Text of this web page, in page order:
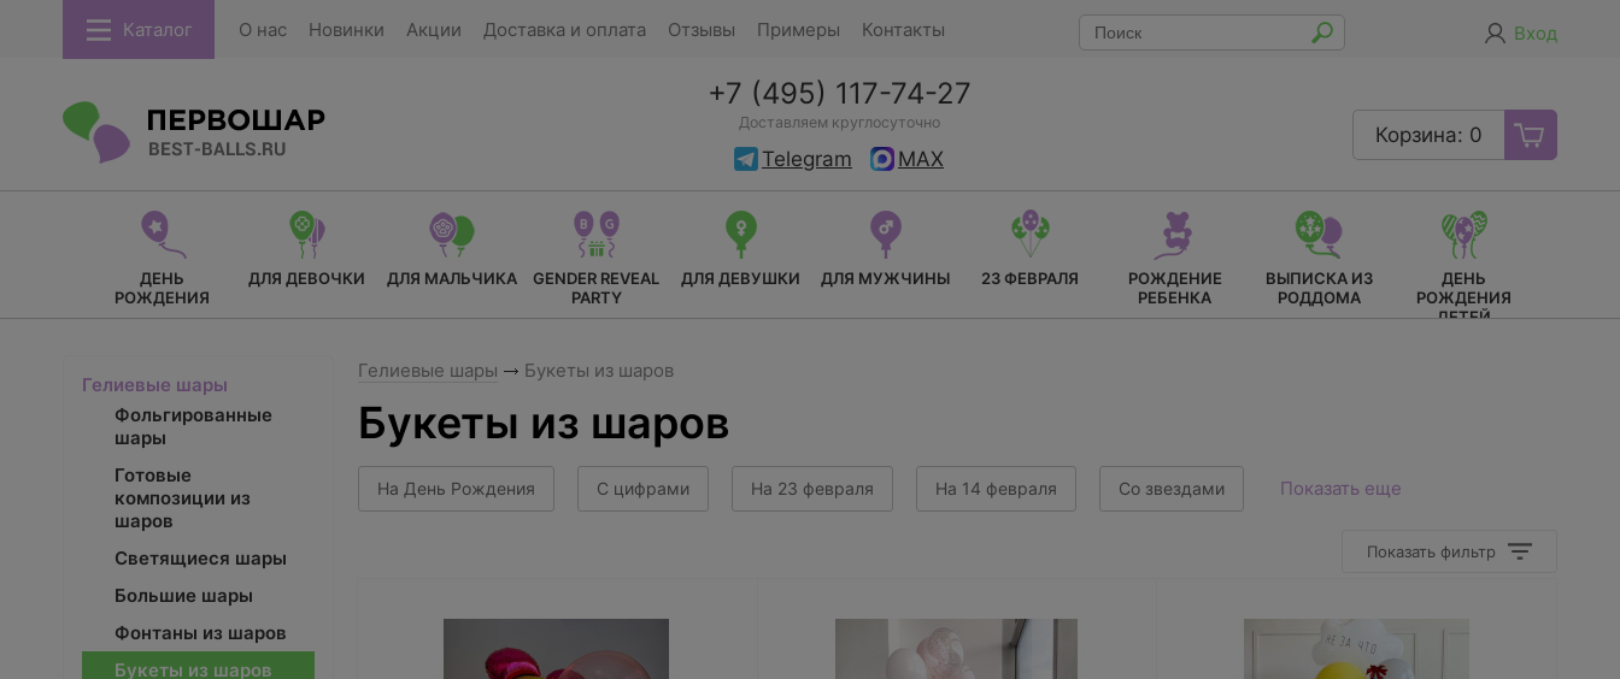
Каталог О нас Новинки Акции Доставка и оплата Отзывы Примеры Контакты Вход
+7 (495) 117-74-27
Доставляем круглосуточно
Telegram MAX
Корзина: 0
ДЕНЬ
РОЖДЕНИЯ
ДЛЯ ДЕВОЧКИ ДЛЯ МАЛЬЧИКА
GENDER REVEAL
PARTY
ДЛЯ ДЕВУШКИ ДЛЯ МУЖЧИНЫ 23 ФЕВРАЛЯ
РОЖДЕНИЕ
РЕБЕНКА
ВЫПИСКА ИЗ
РОДДОМА
ДЕНЬ
РОЖДЕНИЯ
ДЕТЕЙ
Гелиевые шары Букеты из шаров
Букеты из шаров
На День Рождения С цифрами На 23 февраля На 14 февраля Со звездами Показать еще
Показать фильтр
Гелиевые шары
Фольгированные
шары
Готовые
композиции из
шаров
Светящиеся шары
Большие шары
Фонтаны из шаров
Букеты из шаров